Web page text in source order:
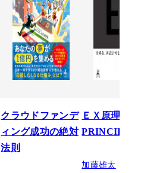
クラウドファンデ
ィング成功の絶対
法則
ＥＸ原理
PRINCIPLE
加藤雄太